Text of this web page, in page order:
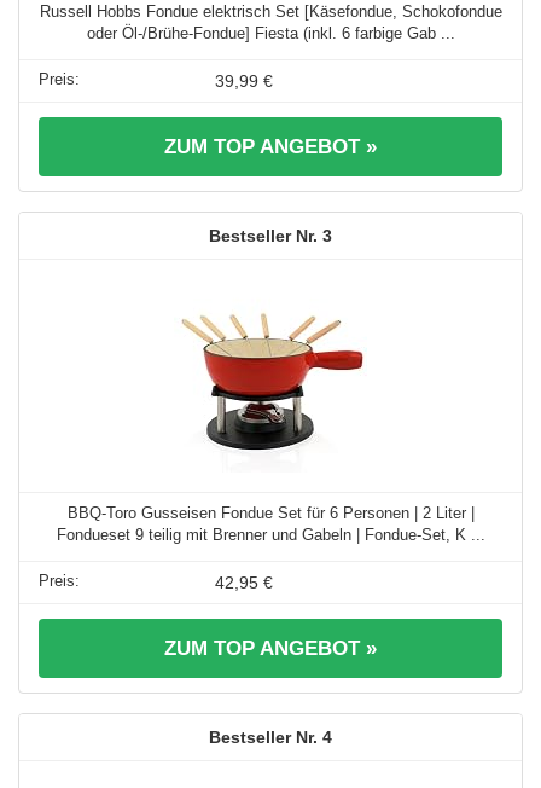
Russell Hobbs Fondue elektrisch Set [Käsefondue, Schokofondue
oder Öl-/Brühe-Fondue] Fiesta (inkl. 6 farbige Gab ...
39,99 €
ZUM TOP ANGEBOT »
3
BBQ-Toro Gusseisen Fondue Set für 6 Personen | 2 Liter |
Fondueset 9 teilig mit Brenner und Gabeln | Fondue-Set, K ...
42,95 €
ZUM TOP ANGEBOT »
4